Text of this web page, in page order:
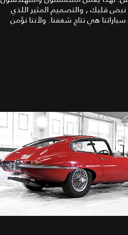
نبض قلبك , والتصميم المثير اللذي
هي نتاج شغفنا. ولأننا نؤمن